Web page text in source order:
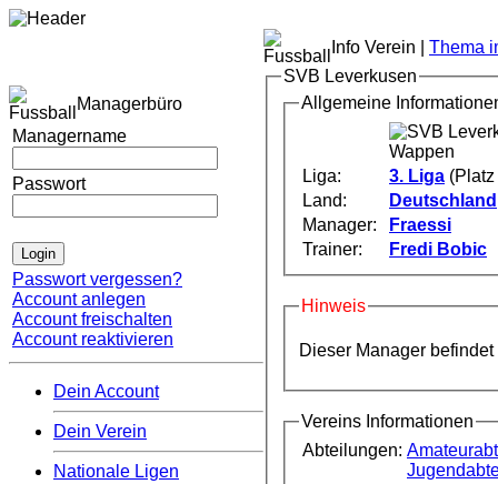
Managerbüro
Managername
Passwort
Passwort vergessen?
Account anlegen
Account freischalten
Account reaktivieren
Dein Account
Dein Verein
Nationale Ligen
Info Verein | Thema
SVB Leverkusen
Allgemeine
Liga: 3. Liga (Platz
Land:
Deutschland
Manager:
Fraessi
Trainer:
Fredi Bobic
Hinweis
Dieser Manager
Vereins Informationen
Abteilungen: